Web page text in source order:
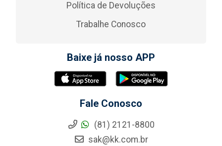
Política de Devoluções
Trabalhe Conosco
Baixe já nosso APP
Fale Conosco
(81) 2121-8800
sak@kk.com.br